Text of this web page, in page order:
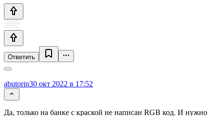
Ответить
abutorin30 окт 2022 в 17:52
Да, только на банке с краской не написан RGB код. И нужно